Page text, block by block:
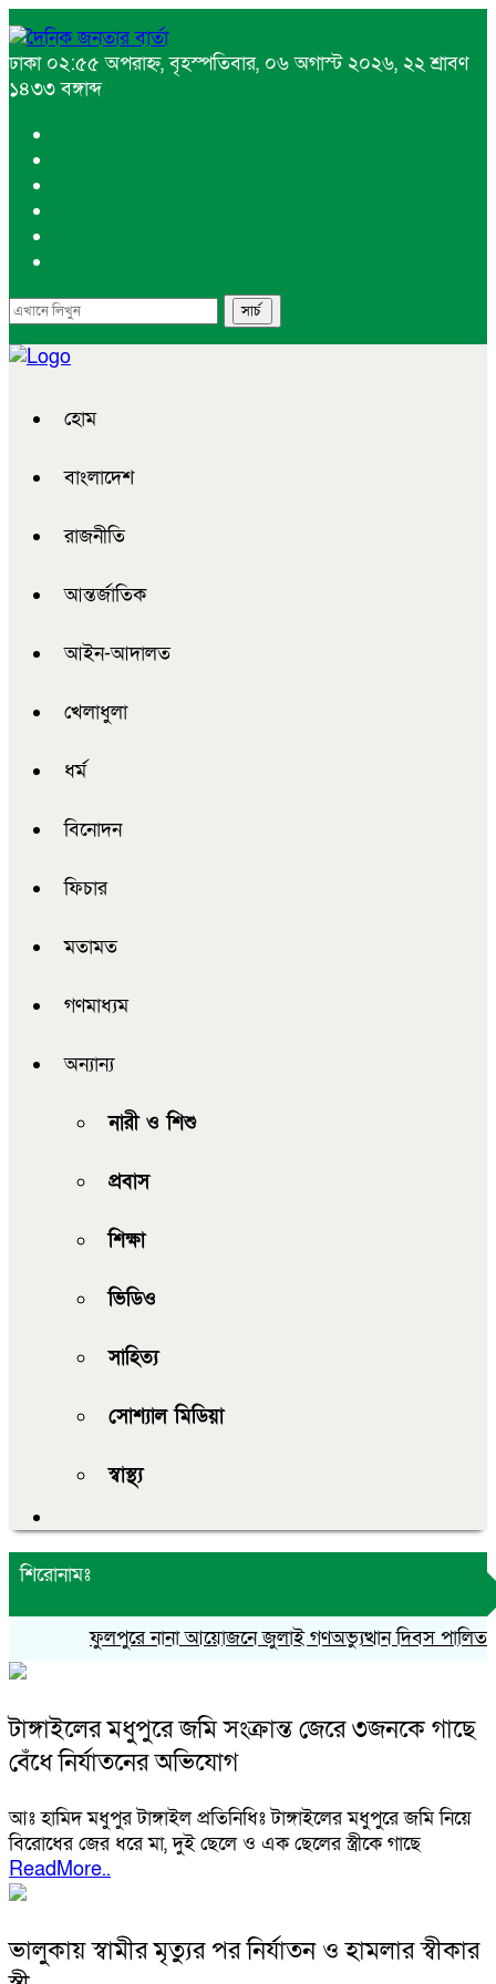
ঢাকা ০২:৫৫ অপরাহ্ন, বৃহস্পতিবার, ০৬ অগাস্ট ২০২৬, ২২ শ্রাবণ
১৪৩৩ বঙ্গাব্দ
হোম
বাংলাদেশ
রাজনীতি
আন্তর্জাতিক
আইন-আদালত
খেলাধুলা
ধর্ম
বিনোদন
ফিচার
মতামত
গণমাধ্যম
অন্যান্য
নারী ও শিশু
প্রবাস
শিক্ষা
ভিডিও
সাহিত্য
সোশ্যাল মিডিয়া
স্বাস্থ্য
শিরোনামঃ
ফুলপুরে নানা আয়োজনে জুলাই গণঅভ্যুত্থান দিবস পালিত
টাঙ্গাইলের মধুপুরে জমি সংক্রান্ত জেরে ৩জনকে গাছে
বেঁধে নির্যাতনের অভিযোগ
আঃ হামিদ মধুপুর টাঙ্গাইল প্রতিনিধিঃ টাঙ্গাইলের মধুপুরে জমি নিয়ে
বিরোধের জের ধরে মা, দুই ছেলে ও এক ছেলের স্ত্রীকে গাছে
ReadMore..
ভালুকায় স্বামীর মৃত্যুর পর নির্যাতন ও হামলার স্বীকার